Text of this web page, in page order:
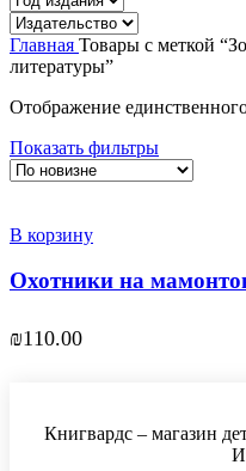
Главная Товары с меткой
литературы”
Отображение
Показать фильтры
В корзину
Охотники на
₪110.00
Книгвардс – магазин